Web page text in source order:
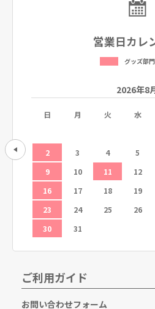
営業日カレ
グッズ部
12
2026年8
日 月 火 水
2
3 4 5
9
10 11 12
16
17 18 19
23
24 25 26
30
31
ご利用ガイド
お問い合わせフォーム